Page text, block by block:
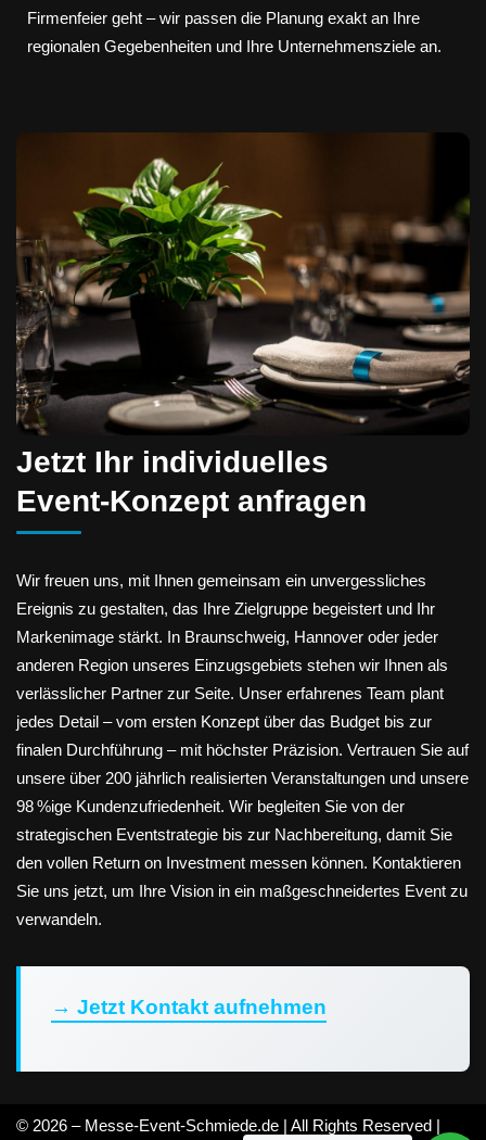
Firmenfeier geht – wir passen die Planung exakt an Ihre
regionalen Gegebenheiten und Ihre Unternehmensziele an.
Jetzt Ihr individuelles
Event‑Konzept anfragen
Wir freuen uns, mit Ihnen gemeinsam ein unvergessliches
Ereignis zu gestalten, das Ihre Zielgruppe begeistert und Ihr
Markenimage stärkt. In Braunschweig, Hannover oder jeder
anderen Region unseres Einzugsgebiets stehen wir Ihnen als
verlässlicher Partner zur Seite. Unser erfahrenes Team plant
jedes Detail – vom ersten Konzept über das Budget bis zur
finalen Durchführung – mit höchster Präzision. Vertrauen Sie auf
unsere über 200 jährlich realisierten Veranstaltungen und unsere
98 %ige Kundenzufriedenheit. Wir begleiten Sie von der
strategischen Eventstrategie bis zur Nachbereitung, damit Sie
den vollen Return on Investment messen können. Kontaktieren
Sie uns jetzt, um Ihre Vision in ein maßgeschneidertes Event zu
verwandeln.
→ Jetzt Kontakt aufnehmen
© 2026 – Messe-Event-Schmiede.de | All Rights Reserved |